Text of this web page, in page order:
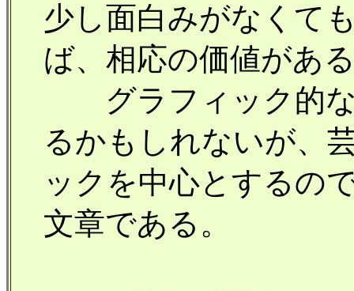
少し面白みがなくて
ば、相応の価値があ
グラフィック的な
るかもしれないが、
ックを中心とするの
文章である。